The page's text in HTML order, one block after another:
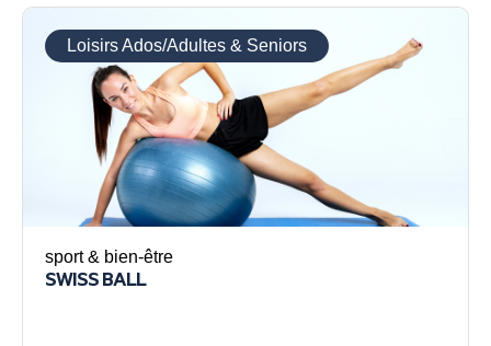
Loisirs Ados/Adultes & Seniors
sport & bien-être
SWISS BALL